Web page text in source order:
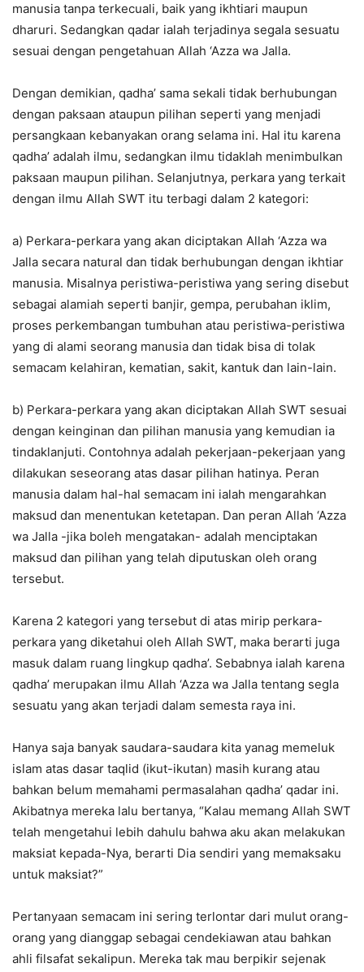
manusia tanpa terkecuali, baik yang ikhtiari maupun
dharuri. Sedangkan qadar ialah terjadinya segala sesuatu
sesuai dengan pengetahuan Allah ‘Azza wa Jalla.
Dengan demikian, qadha’ sama sekali tidak berhubungan
dengan paksaan ataupun pilihan seperti yang menjadi
persangkaan kebanyakan orang selama ini. Hal itu karena
qadha’ adalah ilmu, sedangkan ilmu tidaklah menimbulkan
paksaan maupun pilihan. Selanjutnya, perkara yang terkait
dengan ilmu Allah SWT itu terbagi dalam 2 kategori:
a) Perkara-perkara yang akan diciptakan Allah ‘Azza wa
Jalla secara natural dan tidak berhubungan dengan ikhtiar
manusia. Misalnya peristiwa-peristiwa yang sering disebut
sebagai alamiah seperti banjir, gempa, perubahan iklim,
proses perkembangan tumbuhan atau peristiwa-peristiwa
yang di alami seorang manusia dan tidak bisa di tolak
semacam kelahiran, kematian, sakit, kantuk dan lain-lain.
b) Perkara-perkara yang akan diciptakan Allah SWT sesuai
dengan keinginan dan pilihan manusia yang kemudian ia
tindaklanjuti. Contohnya adalah pekerjaan-pekerjaan yang
dilakukan seseorang atas dasar pilihan hatinya. Peran
manusia dalam hal-hal semacam ini ialah mengarahkan
maksud dan menentukan ketetapan. Dan peran Allah ‘Azza
wa Jalla -jika boleh mengatakan- adalah menciptakan
maksud dan pilihan yang telah diputuskan oleh orang
tersebut.
Karena 2 kategori yang tersebut di atas mirip perkara-
perkara yang diketahui oleh Allah SWT, maka berarti juga
masuk dalam ruang lingkup qadha’. Sebabnya ialah karena
qadha’ merupakan ilmu Allah ‘Azza wa Jalla tentang segla
sesuatu yang akan terjadi dalam semesta raya ini.
Hanya saja banyak saudara-saudara kita yanag memeluk
islam atas dasar taqlid (ikut-ikutan) masih kurang atau
bahkan belum memahami permasalahan qadha’ qadar ini.
Akibatnya mereka lalu bertanya, “Kalau memang Allah SWT
telah mengetahui lebih dahulu bahwa aku akan melakukan
maksiat kepada-Nya, berarti Dia sendiri yang memaksaku
untuk maksiat?”
Pertanyaan semacam ini sering terlontar dari mulut orang-
orang yang dianggap sebagai cendekiawan atau bahkan
ahli filsafat sekalipun. Mereka tak mau berpikir sejenak